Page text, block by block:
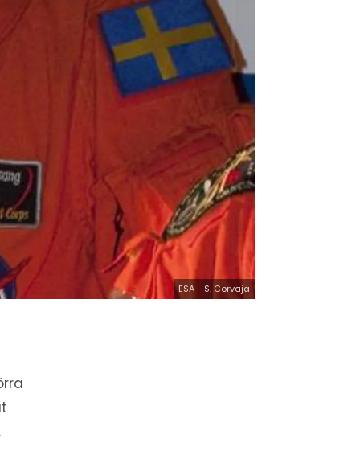
ESA - S. Corvaja